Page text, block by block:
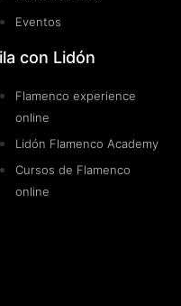
Eventos
con Lidón
Flamenco experience
online
Lidón Flamenco Academy
Cursos de Flamenco
online